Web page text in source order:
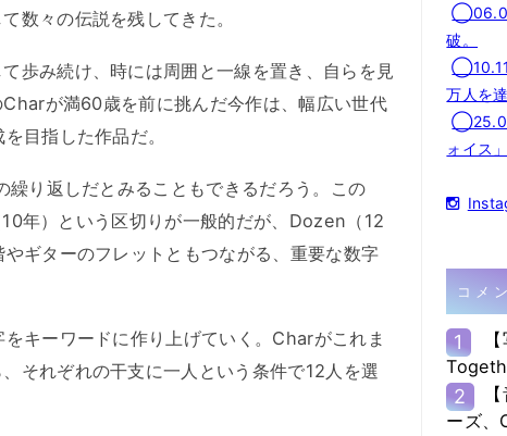
数々の伝説を残してきた。
歩み続け、時には周囲と一線を置き、自らを見
が満60歳を前に挑んだ今作は、幅広い世代
目指した作品だ。
り返しだとみることもできるだろう。この
年）という区切りが一般的だが、Dozen（12
ギターのフレットともつながる、重要な数字
キーワードに作り上げていく。Charがこれま
それぞれの干支に一人という条件で12人を選
◯06.01
破。
◯10.11
万人を
ォイス
コメ
1
2
ーズ、